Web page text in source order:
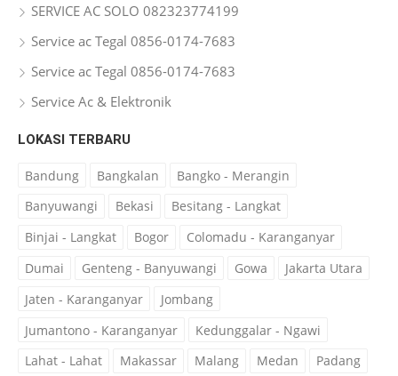
SERVICE AC SOLO 082323774199
Service ac Tegal 0856-0174-7683
Service ac Tegal 0856-0174-7683
Service Ac & Elektronik
LOKASI TERBARU
Bandung Bangkalan
Bangko - Merangin
Banyuwangi
Bekasi
Besitang - Langkat
Binjai - Langkat
Bogor
Colomadu - Karanganyar
Dumai
Genteng - Banyuwangi Gowa
Jakarta Utara
Jaten - Karanganyar
Jombang
Jumantono - Karanganyar
Kedunggalar - Ngawi
Lahat - Lahat
Makassar Malang Medan
Padang